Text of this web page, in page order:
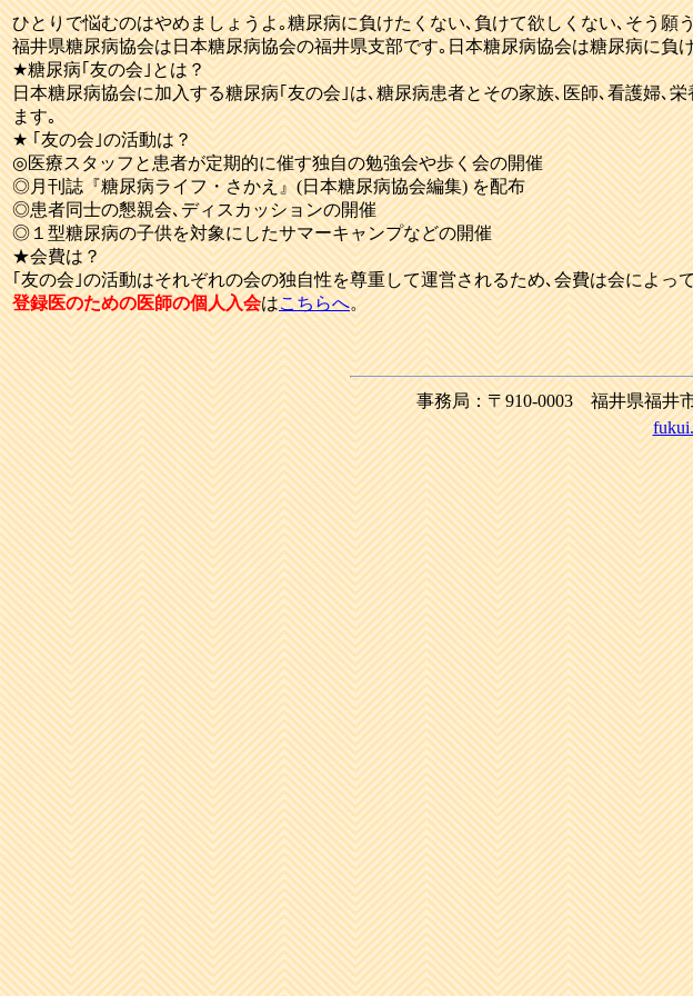
ひとりで悩むのはやめましょうよ｡糖尿病に負けたくない､負けて欲しくない､そう願
福井県糖尿病協会は日本糖尿病協会の福井県支部です｡日本糖尿病協会は糖尿病に
★糖尿病｢友の会｣とは？
日本糖尿病協会に加入する糖尿病｢友の会｣は､糖尿病患者とその家族､医師､看護婦､
ます｡
★ ｢友の会｣の活動は？
◎医療スタッフと患者が定期的に催す独自の勉強会や歩く会の開催
◎月刊誌『糖尿病ライフ・さかえ』(日本糖尿病協会編集) を配布
◎患者同士の懇親会､ディスカッションの開催
◎１型糖尿病の子供を対象にしたサマーキャンプなどの開催
★会費は？
｢友の会｣の活動はそれぞれの会の独自性を尊重して運営されるため､会費は会によっ
登録医のための医師の個人入会はこちらへ。
事務局：〒910-0003 福井県福井